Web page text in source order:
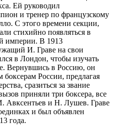
Ей руководил
и тренер по французскому
С этого времени секции,
стихийно появляться в
империи. В 1913
И. Граве на свои
в Лондон, чтобы изучать
Вернувшись в Россию, он
боксерам России, предлагая
сразиться за звание
приняли три боксера, все
Авксентьев и Н. Лушев. Граве
и был объявлен
года.